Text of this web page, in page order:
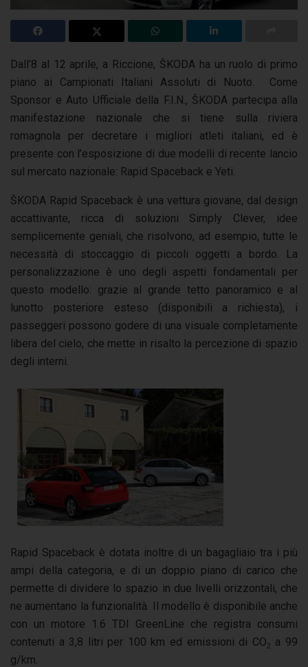
Dall’8 al 12 aprile, a Riccione, ŠKODA ha un ruolo di primo
piano ai Campionati Italiani Assoluti di Nuoto. Come
Sponsor e Auto Ufficiale della F.I.N., ŠKODA partecipa alla
manifestazione nazionale che si tiene sulla riviera
romagnola per decretare i migliori atleti italiani, ed è
presente con l’esposizione di due modelli di recente lancio
sul mercato nazionale: Rapid Spaceback e Yeti.
ŠKODA Rapid Spaceback è una vettura giovane, dal design
accattivante, ricca di soluzioni Simply Clever, idee
semplicemente geniali, che risolvono, ad esempio, tutte le
necessità di stoccaggio di piccoli oggetti a bordo. La
personalizzazione è uno degli aspetti fondamentali per
questo modello: grazie al grande tetto panoramico e al
lunotto posteriore esteso (disponibili a richiesta), i
passeggeri possono godere di una visuale completamente
libera del cielo, che mette in risalto la percezione di spazio
degli interni.
Rapid Spaceback è dotata inoltre di un bagagliaio tra i più
ampi della categoria, e di un doppio piano di carico che
permette di dividere lo spazio in due livelli orizzontali, che
ne aumentano la funzionalità. Il modello è disponibile anche
con un motore 1.6 TDI GreenLine che registra consumi
contenuti a 3,8 litri per 100 km ed emissioni di CO2
a 99
g/km.